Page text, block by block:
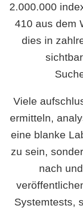
2.000.000
410 aus dem
dies in
Viele
ermitteln,
eine blanke
zu sein,
nach
Systemtests,